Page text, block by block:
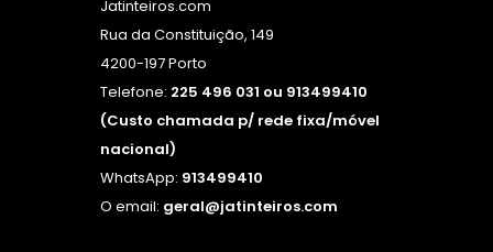
Jatinteiros.com
Rua da Constituição, 149
4200-197 Porto
Telefone: 225 496 031 ou 913499410
(Custo chamada p/ rede fixa/móvel
nacional)
WhatsApp: 913499410
O email: geral@jatinteiros.com